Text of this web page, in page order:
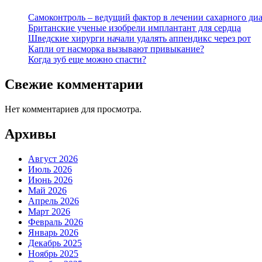
Самоконтроль – ведущий фактор в лечении сахарного
Британские ученые изобрели имплантант для сердца
Шведские хирурги начали удалять аппендикс через рот
Капли от насморка вызывают привыкание?
Когда зуб еще можно спасти?
Свежие комментарии
Нет комментариев для просмотра.
Архивы
Август 2026
Июль 2026
Июнь 2026
Май 2026
Апрель 2026
Март 2026
Февраль 2026
Январь 2026
Декабрь 2025
Ноябрь 2025